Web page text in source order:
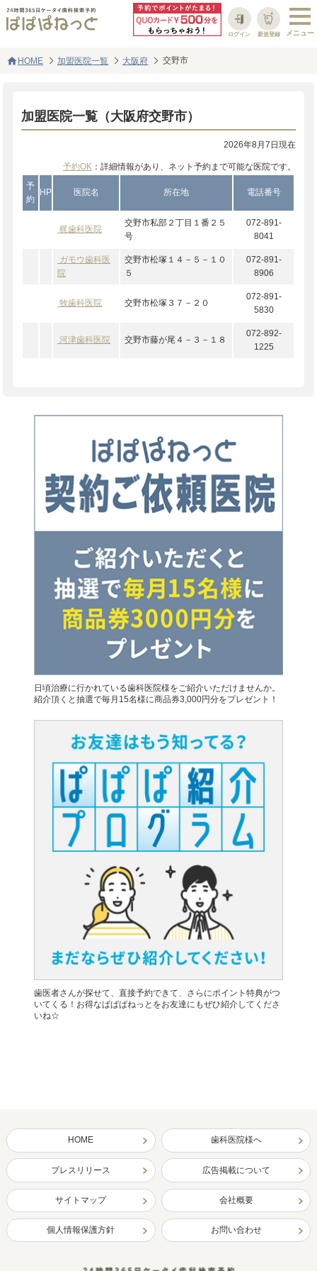
新規登録
ログイン
homeHOME 加盟医院一覧 大阪府 交野市
加盟医院一覧（大阪府交野市）
2026年8月7日現在
予約OK：詳細情報があり、ネット予約まで可能な医院です。
予
約
HP 医院名 所在地 電話番号
梶歯科医院
交野市私部２丁目１番２５
号
072-891-
8041
ガモウ歯科医
院
交野市松塚１４－５－１０
５
072-891-
8906
牧歯科医院 交野市松塚３７－２０
072-891-
5830
河津歯科医院 交野市藤が尾４－３－１８
072-892-
1225
日頃治療に行かれている歯科医院様をご紹介いただけませんか。
紹介頂くと抽選で毎月15名様に商品券3,000円分をプレゼント！
歯医者さんが探せて、直接予約できて、さらにポイント特典がつ
いてくる！お得なぱぱぱねっとをお友達にもぜひ紹介してくださ
いね☆
HOME 歯科医院様へ
プレスリリース 広告掲載について
サイトマップ 会社概要
個人情報保護方針 お問い合わせ